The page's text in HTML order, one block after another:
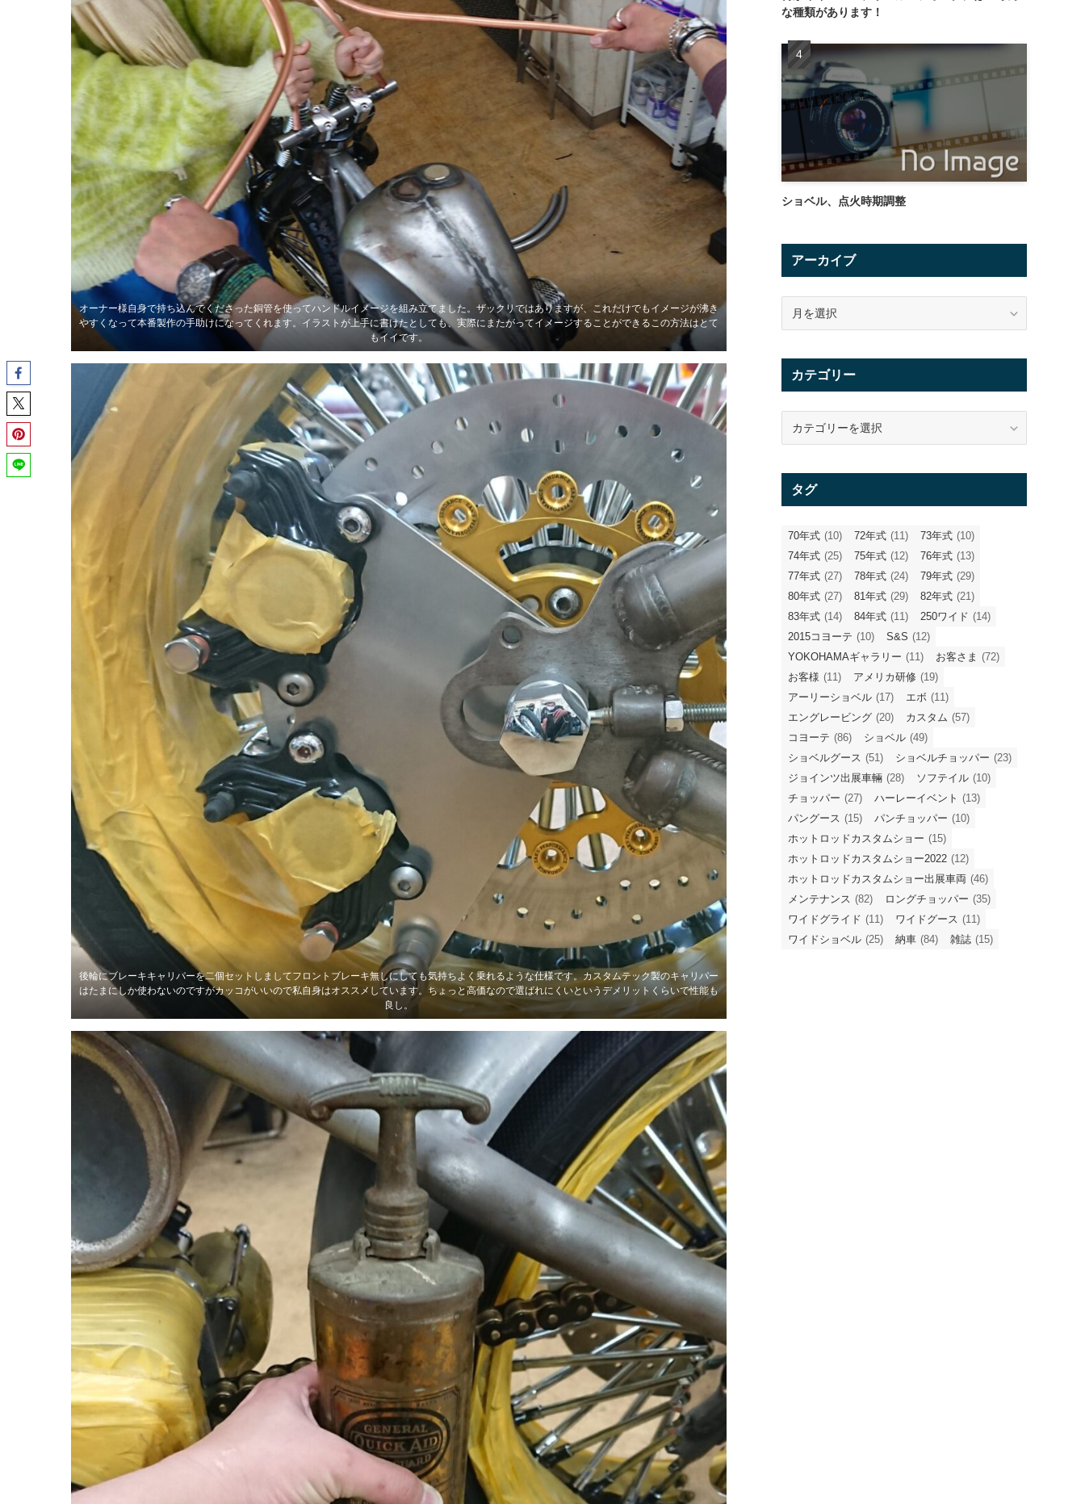
オーナー様自身で持ち込んでくださった銅管を使ってハンドルイメージを組み立てました。ザックリではありますが、これだけでもイメージが沸き
やすくなって本番製作の手助けになってくれます。イラストが上手に書けたとしても、実際にまたがってイメージすることができるこの方法はとて
もイイです。
後輪にブレーキキャリパーを二個セットしましてフロントブレーキ無しにしても気持ちよく乗れるような仕様です。カスタムテック製のキャリパー
はたまにしか使わないのですがカッコがいいので私自身はオススメしています。ちょっと高価なので選ばれにくいというデメリットくらいで性能も
良し。
な種類があります！
ショベル、点火時期調整
アーカイブ
イ
カテゴリー
リ
タグ
70年式 (10) 72年式 (11) 73年式 (10)
74年式 (25) 75年式 (12) 76年式 (13)
77年式 (27) 78年式 (24) 79年式 (29)
80年式 (27) 81年式 (29) 82年式 (21)
83年式 (14) 84年式 (11) 250ワイド (14)
2015コヨーテ (10) S&S (12)
YOKOHAMAギャラリー (11) お客さま (72)
お客様 (11) アメリカ研修 (19)
アーリーショベル (17) エボ (11)
エングレービング (20) カスタム (57)
コヨーテ (86) ショベル (49)
ショベルグース (51) ショベルチョッパー (23)
ジョインツ出展車輛 (28) ソフテイル (10)
チョッパー (27) ハーレーイベント (13)
パングース (15) パンチョッパー (10)
ホットロッドカスタムショー (15)
ホットロッドカスタムショー2022 (12)
ホットロッドカスタムショー出展車両 (46)
メンテナンス (82) ロングチョッパー (35)
ワイドグライド (11) ワイドグース (11)
ワイドショベル (25) 納車 (84) 雑誌 (15)